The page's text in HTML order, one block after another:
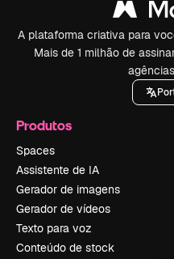
A plataforma criativa para
Mais de 1 milhão de
Produtos
Spaces
Assistente de IA
Gerador de imagens
Gerador de vídeos
Texto para voz
Conteúdo de stock